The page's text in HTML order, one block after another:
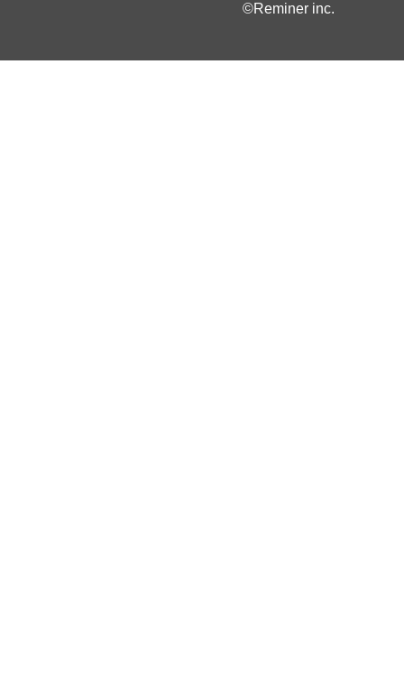
©Reminer inc.